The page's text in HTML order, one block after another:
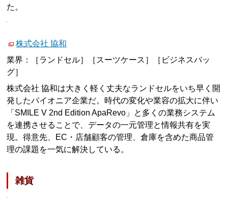
た。
株式会社 協和
業界：［ランドセル］［スーツケース］［ビジネスバッ
グ］
株式会社 協和は大きく軽く丈夫なランドセルをいち早く開
発したパイオニア企業だ。時代の変化や業容の拡大に伴い
「SMILE V 2nd Edition ApaRevo」と多くの業務システム
を連携させることで、データの一元管理と情報共有を実
現。得意先、EC・店舗顧客の管理、倉庫を含めた商品管
理の課題を一気に解決している。
雑貨